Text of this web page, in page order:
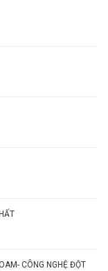
CÔNG NGHỆ ĐỘT